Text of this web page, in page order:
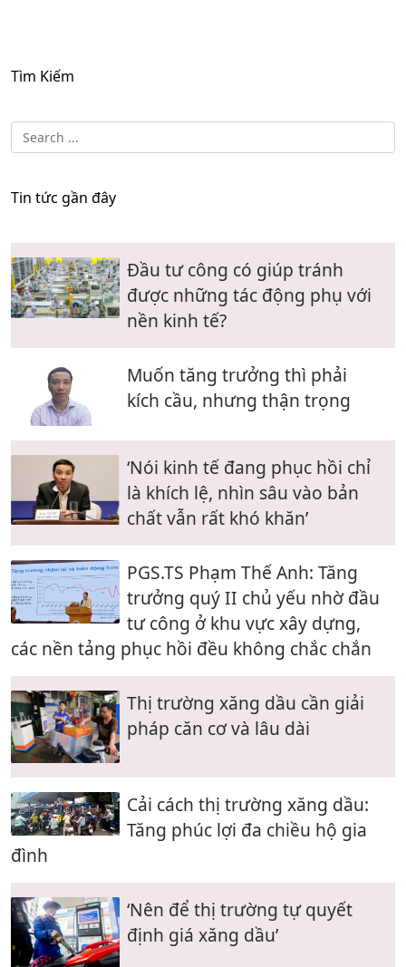
Tìm Kiếm
Tin tức gần đây
Đầu tư công có giúp tránh
được những tác động phụ với
nền kinh tế?
Muốn tăng trưởng thì phải
kích cầu, nhưng thận trọng
‘Nói kinh tế đang phục hồi chỉ
là khích lệ, nhìn sâu vào bản
chất vẫn rất khó khăn’
PGS.TS Phạm Thế Anh: Tăng
trưởng quý II chủ yếu nhờ đầu
tư công ở khu vực xây dựng,
các nền tảng phục hồi đều không chắc chắn
Thị trường xăng dầu cần giải
pháp căn cơ và lâu dài
Cải cách thị trường xăng dầu:
Tăng phúc lợi đa chiều hộ gia
đình
‘Nên để thị trường tự quyết
định giá xăng dầu’